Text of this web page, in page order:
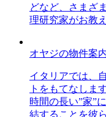
どなど、さまざ
理研究家がお教
オヤジの物件案
イタリアでは、
トをもてなしま
時間の長い”家”
結することを彼